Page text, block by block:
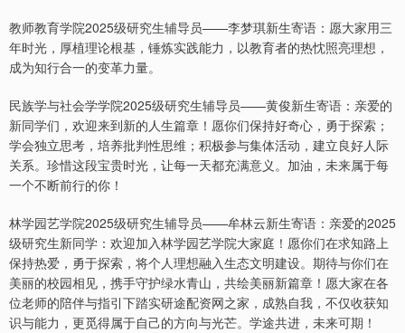
教师教育学院2025级研究生辅导员——李梦琪新生寄语：愿大家用三
年时光，厚植理论根基，锤炼实践能力，以教育者的热忱照亮理想，
成为知行合一的变革力量。
民族学与社会学学院2025级研究生辅导员——黄俊新生寄语：亲爱的
新同学们，欢迎来到新的人生篇章！愿你们保持好奇心，勇于探索；
学会独立思考，培养批判性思维；积极参与集体活动，建立良好人际
关系。珍惜这段宝贵时光，让每一天都充满意义。加油，未来属于每
一个不断前行的你！
林学园艺学院2025级研究生辅导员——牟林云新生寄语：亲爱的2025
级研究生新同学：欢迎加入林学园艺学院大家庭！愿你们在求知路上
保持热爱，勇于探索，将个人理想融入生态文明建设。期待与你们在
美丽的校园相见，携手守护绿水青山，共绘美丽新篇章！愿大家在各
位老师的陪伴与指引下踏实研途配资网之家，成熟自我，不仅收获知
识与能力，更觅得属于自己的方向与光芒。学途共进，未来可期！